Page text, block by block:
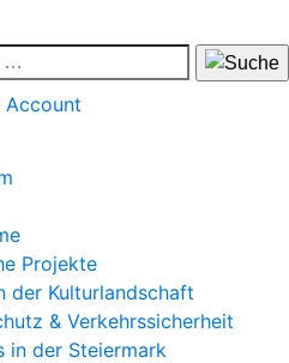
Account
Projekte
der Kulturlandschaft
& Verkehrssicherheit
in der Steiermark